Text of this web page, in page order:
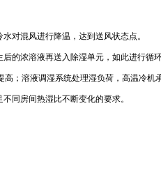
对混风进行降温，达到送风状态点。
的浓溶液再送入除湿单元，如此进行循环
；溶液调湿系统处理湿负荷，高温冷
同房间热湿比不断变化的要求。